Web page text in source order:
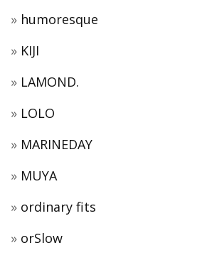
humoresque
KIJI
LAMOND.
LOLO
MARINEDAY
MUYA
ordinary fits
orSlow